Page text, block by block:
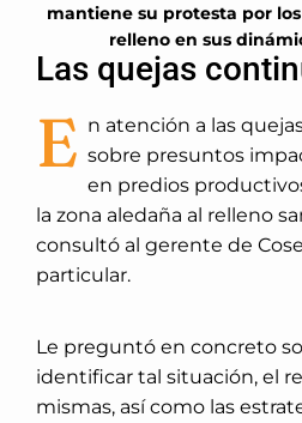
mantiene su protesta por
relleno en sus
Las quejas
E n atención a las
sobre presuntos
en predios
la zona aledaña al relleno
consultó al gerente de
particular.
Le preguntó en concreto
identificar tal situación, el
mismas, así como las